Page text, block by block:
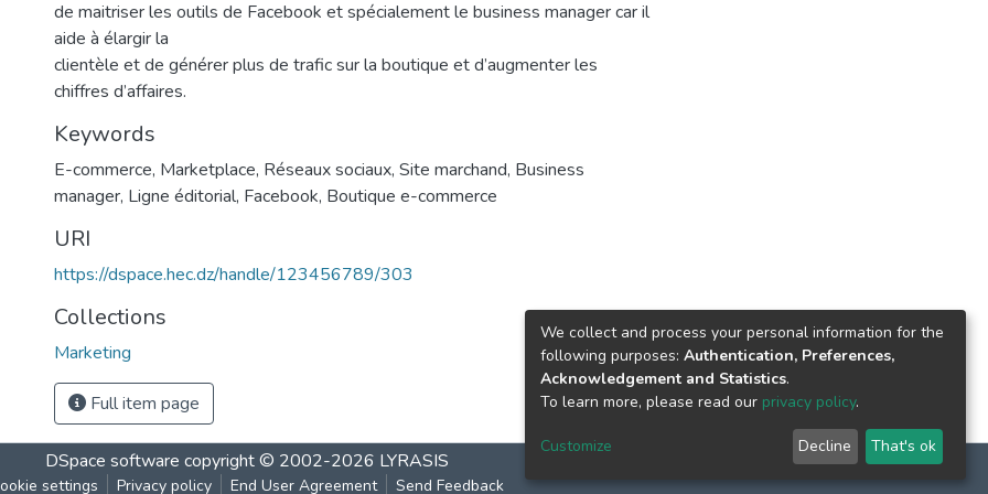
de maitriser les outils de Facebook et spécialement le business manager car il
aide à élargir la
clientèle et de générer plus de trafic sur la boutique et d’augmenter les
chiffres d’affaires.
Keywords
E-commerce, Marketplace, Réseaux sociaux, Site marchand, Business
manager, Ligne éditorial, Facebook, Boutique e-commerce
URI
https://dspace.hec.dz/handle/123456789/303
Collections
Marketing
Full item page
DSpace software copyright © 2002-2026 LYRASIS
settings Privacy policy End User Agreement Send Feedback
We collect and process your personal information for the
following purposes: Authentication, Preferences,
Acknowledgement and Statistics.
To learn more, please read our privacy policy.
Customize Decline That's ok